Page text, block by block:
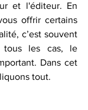
et l'éditeur. En
offrir certains
c’est souvent
tous les cas, le
Dans cet
tout.